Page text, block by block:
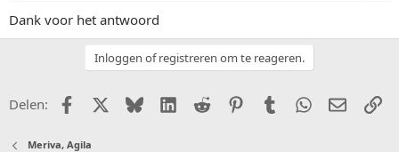
Dank voor het antwoord
Inloggen of registreren om te reageren.
Delen: FacebookX (Twitter)
BlueskyLinkedIn
Reddit PinterestTumblr WhatsApp
E-mail
Meriva, Agila